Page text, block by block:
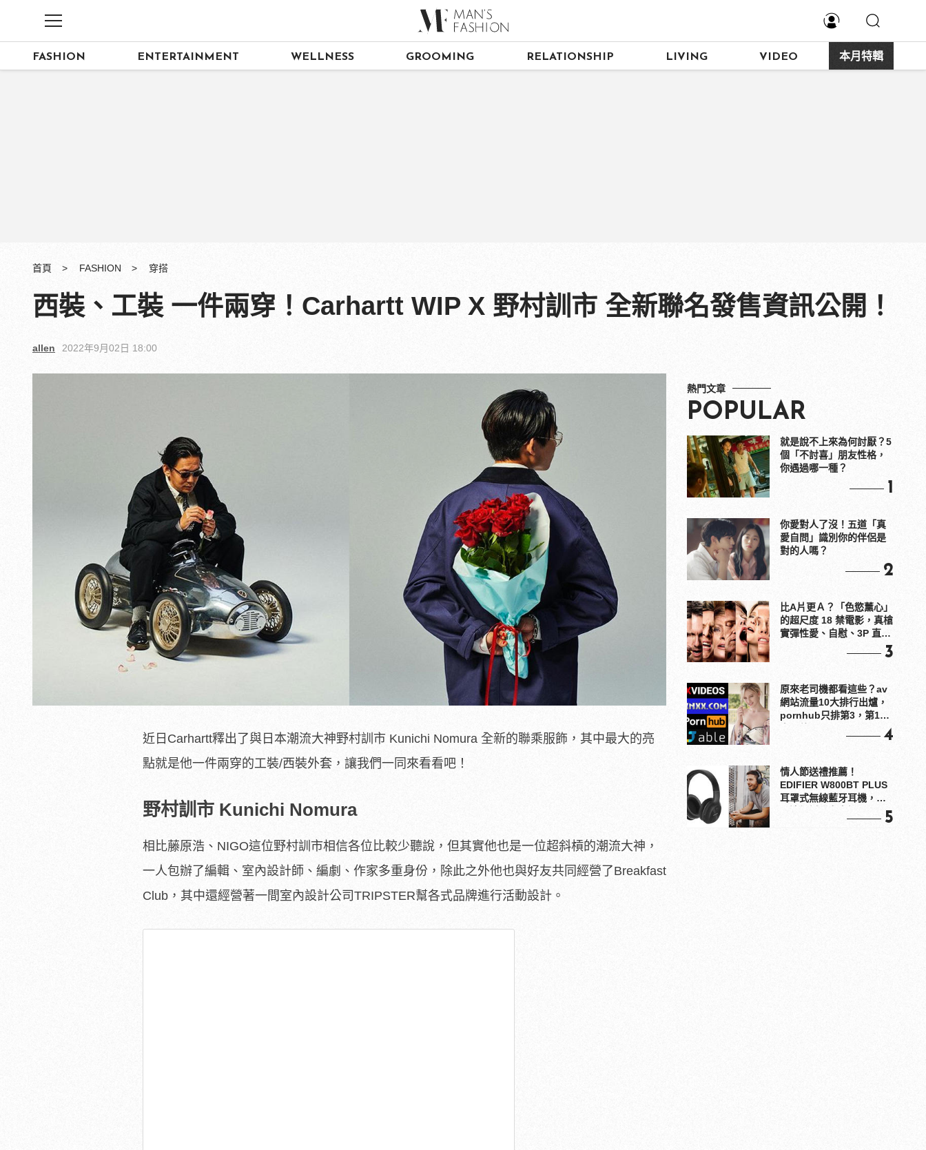
FASHION ENTERTAINMENT WELLNESS GROOMING RELATIONSHIP LIVING VIDEO 本月特輯
首頁 FASHION 穿搭
西裝、工裝 一件兩穿！Carhartt WIP X 野村訓市 全新聯名發售資訊公開！
allen 2022年9月02日 18:00
近日Carhartt釋出了與日本潮流大神野村訓市 Kunichi Nomura 全新的聯乘服飾，其中最大的亮
點就是他一件兩穿的工裝/西裝外套，讓我們一同來看看吧！
野村訓市 Kunichi Nomura
相比藤原浩、NIGO這位野村訓市相信各位比較少聽說，但其實他也是一位超斜槓的潮流大神，
一人包辦了編輯、室內設計師、編劇、作家多重身份，除此之外他也與好友共同經營了Breakfast
Club，其中還經營著一間室內設計公司TRIPSTER幫各式品牌進行活動設計。
熱門文章
POPULAR
就是說不上來為何討厭？5
個「不討喜」朋友性格，
你遇過哪一種？
1
你愛對人了沒！五道「真
愛自問」識別你的伴侶是
對的人嗎？
2
比A片更Ａ？「色慾薰心」
的超尺度 18 禁電影，真槍
實彈性愛、自慰、3P 直接
3
原來老司機都看這些？av
網站流量10大排行出爐，
pornhub只排第3，第1名
4
情人節送禮推薦！
EDIFIER W800BT PLUS
耳罩式無線藍牙耳機，在
5